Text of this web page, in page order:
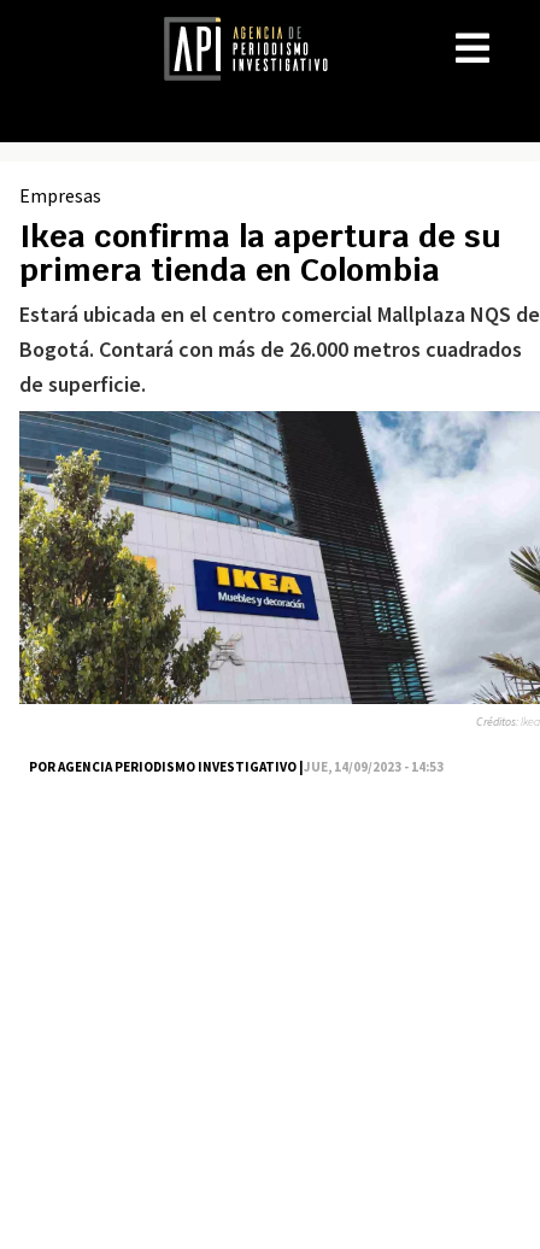
Empresas
Ikea confirma la apertura de su
primera tienda en Colombia
Estará ubicada en el centro comercial Mallplaza NQS de
Bogotá. Contará con más de 26.000 metros cuadrados
de superficie.
POR AGENCIA PERIODISMO INVESTIGATIVO |JUE, 14/09/2023 - 14:53
Créditos:Ikea